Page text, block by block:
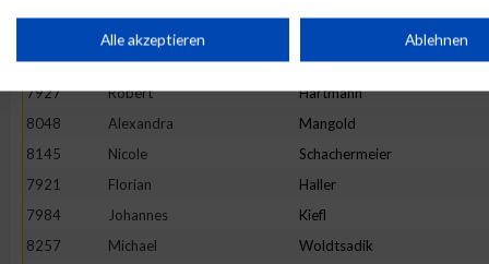
Johannes
7935
Dominik Heinrich
7927
Robert Hartmann
8048
Alexandra Mangold
8145
Nicole Schachermeier
7921
Florian Haller
7984
Johannes Kiefl
8257
Michael Woldtsadik
Speichern von oder Zugriff auf Informationen auf einem
Verwendung reduzierter Daten zur Auswahl von Werbeanzeigen
Verwendung von Profilen zur Auswahl personalisierter Werbung
Alle akzeptieren Ablehnen